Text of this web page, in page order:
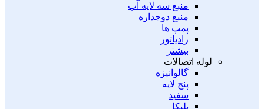
منبع سه لایه آب
منبع دوجداره
پمپ ها
رادیاتور
بیشتر
لوله اتصالات
گالوانیزه
پنج لایه
سفید
پلیکا